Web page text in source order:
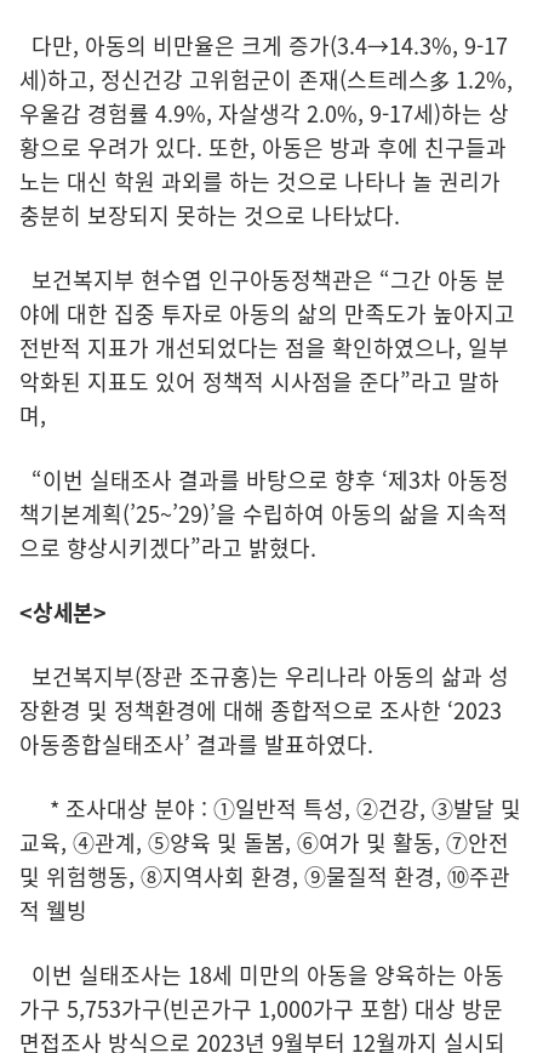
다만, 아동의 비만율은 크게 증가(3.4→14.3%, 9-17
세)하고, 정신건강 고위험군이 존재(스트레스多 1.2%,
우울감 경험률 4.9%, 자살생각 2.0%, 9-17세)하는 상
황으로 우려가 있다. 또한, 아동은 방과 후에 친구들과
노는 대신 학원 과외를 하는 것으로 나타나 놀 권리가
충분히 보장되지 못하는 것으로 나타났다.
보건복지부 현수엽 인구아동정책관은 “그간 아동 분
야에 대한 집중 투자로 아동의 삶의 만족도가 높아지고
전반적 지표가 개선되었다는 점을 확인하였으나, 일부
악화된 지표도 있어 정책적 시사점을 준다”라고 말하
며,
“이번 실태조사 결과를 바탕으로 향후 ‘제3차 아동정
책기본계획(’25~’29)’을 수립하여 아동의 삶을 지속적
으로 향상시키겠다”라고 밝혔다.
<상세본>
보건복지부(장관 조규홍)는 우리나라 아동의 삶과 성
장환경 및 정책환경에 대해 종합적으로 조사한 ‘2023
아동종합실태조사’ 결과를 발표하였다.
* 조사대상 분야 : ①일반적 특성, ②건강, ③발달 및
교육, ④관계, ⑤양육 및 돌봄, ⑥여가 및 활동, ⑦안전
및 위험행동, ⑧지역사회 환경, ⑨물질적 환경, ⑩주관
적 웰빙
이번 실태조사는 18세 미만의 아동을 양육하는 아동
가구 5,753가구(빈곤가구 1,000가구 포함) 대상 방문
면접조사 방식으로 2023년 9월부터 12월까지 실시되